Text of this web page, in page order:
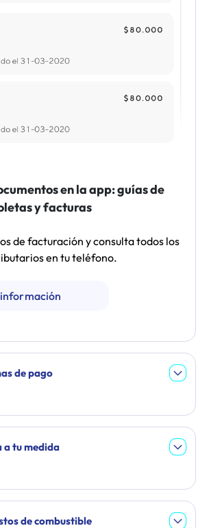
en la app: guías de
y facturas
de facturación y consulta todos los
en tu teléfono.
de pago
a tu medida
de combustible